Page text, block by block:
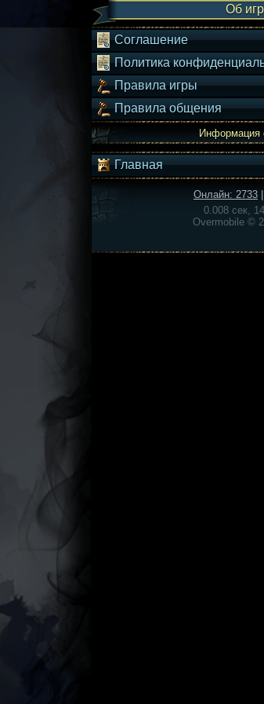
Об
Соглашение
Политика
Правила игры
Правила общения
Информация
Главная
Онлайн: 2733
0.008 сек,
Overmobile ©